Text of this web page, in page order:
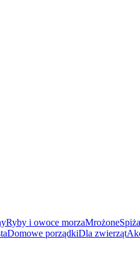
Ryby i owoce morzaMrożone
Domowe porządkiDla zwierząt